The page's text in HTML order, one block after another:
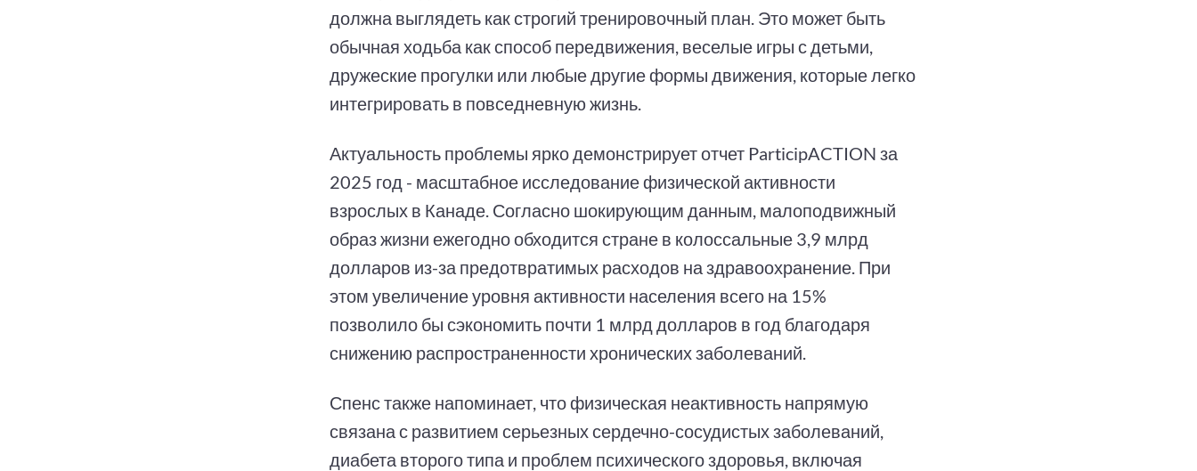
должна выглядеть как строгий тренировочный план. Это может быть
обычная ходьба как способ передвижения, веселые игры с детьми,
дружеские прогулки или любые другие формы движения, которые легко
интегрировать в повседневную жизнь.
Актуальность проблемы ярко демонстрирует отчет ParticipACTION за
2025 год - масштабное исследование физической активности
взрослых в Канаде. Согласно шокирующим данным, малоподвижный
образ жизни ежегодно обходится стране в колоссальные 3,9 млрд
долларов из-за предотвратимых расходов на здравоохранение. При
этом увеличение уровня активности населения всего на 15%
позволило бы сэкономить почти 1 млрд долларов в год благодаря
снижению распространенности хронических заболеваний.
Спенс также напоминает, что физическая неактивность напрямую
связана с развитием серьезных сердечно-сосудистых заболеваний,
диабета второго типа и проблем психического здоровья, включая